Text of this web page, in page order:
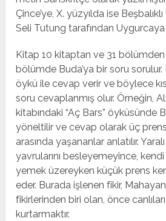
Çince’ye, X. yüzyılda ise
Seli Tutung tarafından
Kitap 10 kitaptan ve 31
bölümde Buda’ya bir soru
öykü ile cevap verir ve böylece
soru cevaplanmış olur. Örneğin,
kitabındaki “Aç Bars” öyküsünde
yöneltilir ve cevap olarak üç
arasında yaşananlar anlatılır.
yavrularını besleyemeyince,
yemek üzereyken küçük prens
eder. Burada işlenen fikir,
fikirlerinden biri olan, önce
kurtarmaktır.